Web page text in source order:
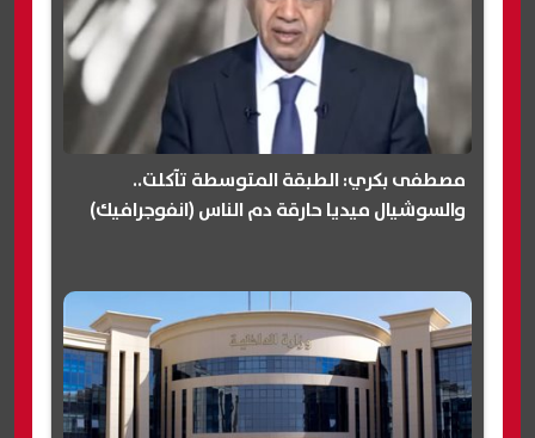
مصطفى بكري: الطبقة المتوسطة تآكلت..
والسوشيال ميديا حارقة دم الناس (انفوجرافيك)